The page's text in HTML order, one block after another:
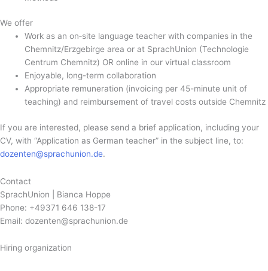
We offer
Work as an on‑site language teacher with companies in the
Chemnitz/Erzgebirge area or at SprachUnion (Technologie
Centrum Chemnitz) OR online in our virtual classroom
Enjoyable, long-term collaboration
Appropriate remuneration (invoicing per 45-minute unit of
teaching) and reimbursement of travel costs outside Chemnitz
If you are interested, please send a brief application, including your
CV, with “Application as German teacher” in the subject line, to:
dozenten@sprachunion.de.
Contact
SprachUnion | Bianca Hoppe
Phone: +49371 646 138-17
Email: dozenten@sprachunion.de
Hiring organization